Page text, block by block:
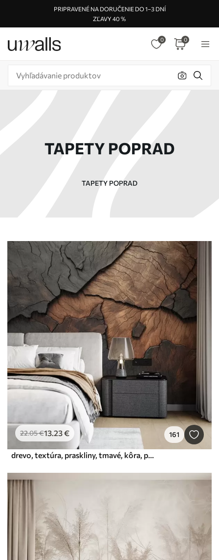
PRIPRAVENÉ NA DORUČENIE DO 1–3 DNÍ
ZĽAVY 40 %
0 0
TAPETY POPRAD
TAPETY POPRAD
22.05€13.23€ 161
drevo, textúra, praskliny, tmavé, kôra, povrch